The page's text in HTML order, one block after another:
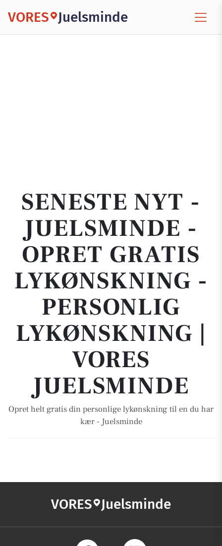
VORES Juelsminde
SENESTE NYT -
JUELSMINDE -
OPRET GRATIS
LYKØNSKNING -
PERSONLIG
LYKØNSKNING |
VORES
JUELSMINDE
Opret helt gratis din personlige lykønskning til en du har
kær - Juelsminde
VORES Juelsminde